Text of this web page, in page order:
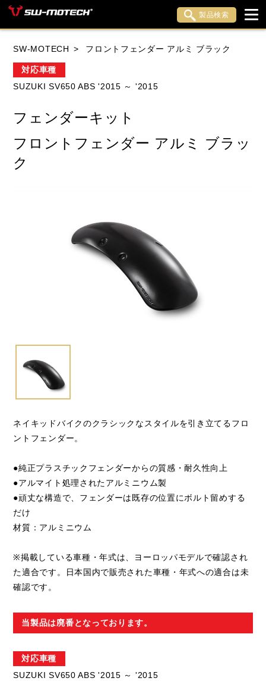
製品検索
DUCATI
MV AGUSTA ROYAL ENFIELD
SW-MOTECH フロントフェンダー アルミ ブラック
対応車種
SUZUKI SV650 ABS '2015 ～ '2015
フェンダーキット
フロントフェンダー アルミ ブラッ
ク
ネイキッドバイクのクラシックなスタイルを引き立てるフロ
ントフェンダー。
●純正プラスチックフェンダーからの質感・耐久性向上
●アルマイト処理されたアルミニウム製
●頑丈な構造で、フェンダーは既存の位置にボルト留めする
だけ
材質：アルミニウム
※掲載している車種・年式は、ヨーロッパモデルで確認され
た適合です。日本国内で販売された車種・年式への適合は未
確認です。
当製品は廃番となっております。
対応車種
SUZUKI SV650 ABS '2015 ～ '2015